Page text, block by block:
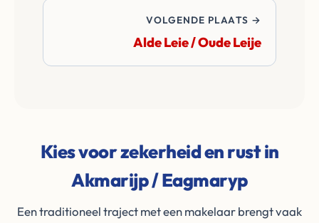
VOLGENDE PLAATS →
Alde Leie / Oude Leije
Kies voor zekerheid en rust in
Akmarijp / Eagmaryp
Een traditioneel traject met een makelaar brengt vaak